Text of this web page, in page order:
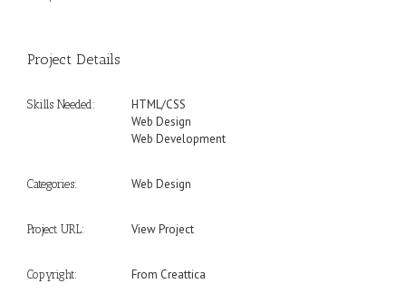
Project Details
Skills Needed:
HTML/CSS
Web Design
Web Development
Categories: Web Design
Project URL: View Project
Copyright: From Creattica